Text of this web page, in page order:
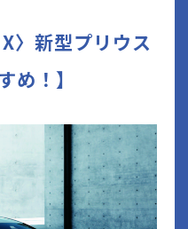
〉新型プリウス
め！】